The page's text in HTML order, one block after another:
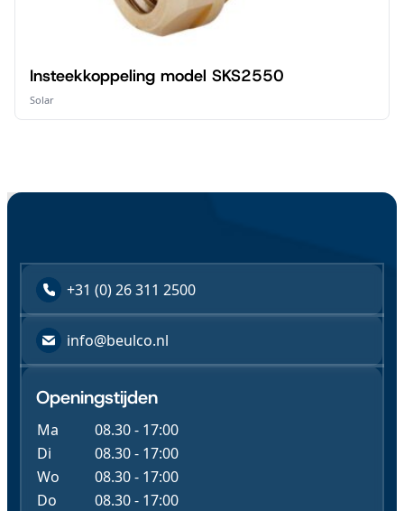
Insteekkoppeling model SKS2550
Solar
+31 (0) 26 311 2500
info@beulco.nl
Openingstijden
Ma
08.30 - 17:00
Di
08.30 - 17:00
Wo
08.30 - 17:00
Do
08.30 - 17:00